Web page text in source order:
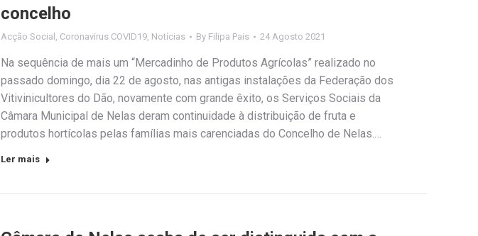
concelho
Acção Social , Coronavirus COVID19, Notícias By Filipa Pais 24 Agosto 2021
Na sequência de mais um “Mercadinho de Produtos Agrícolas” realizado no
passado domingo, dia 22 de agosto, nas antigas instalações da Federação dos
Vitivinicultores do Dão, novamente com grande êxito, os Serviços Sociais da
Câmara Municipal de Nelas deram continuidade à distribuição de fruta e
produtos hortícolas pelas famílias mais carenciadas do Concelho de Nelas.…
Ler mais